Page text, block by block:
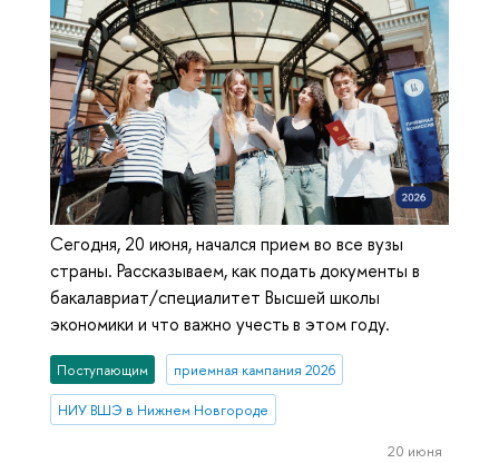
Сегодня, 20 июня, начался прием во все вузы
страны. Рассказываем, как подать документы в
бакалавриат/специалитет Высшей школы
экономики и что важно учесть в этом году.
Поступающим приемная кампания 2026
НИУ ВШЭ в Нижнем Новгороде
20 июня